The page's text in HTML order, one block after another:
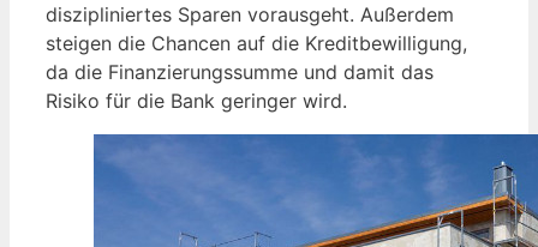
diszipliniertes Sparen vorausgeht. Außerdem
steigen die Chancen auf die Kreditbewilligung,
da die Finanzierungssumme und damit das
Risiko für die Bank geringer wird.